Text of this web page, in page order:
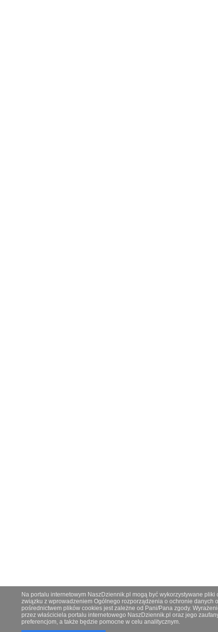
Na portalu internetowym NaszDziennik.pl mogą być wykorzystywane
związku z wprowadzeniem Ogólnego rozporządzenia o ochronie danych
pośrednictwem plików cookies jest zależne od Pani/Pana zgody.
przez właściciela portalu internetowego NaszDziennik.pl oraz jego
preferencjom, a także będzie pomocne w celu analitycznym.